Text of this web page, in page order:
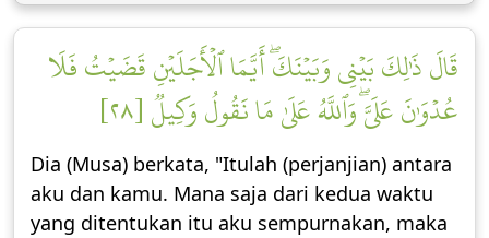
قَالَ ذَٰلِكَ بَيۡنِي وَبَيۡنَكَۖ أَيَّمَا ٱلۡأَجَلَيۡنِ قَضَيۡتُ فَلَا
عُدۡوَٰنَ عَلَيَّۖ وَٱللَّهُ عَلَىٰ مَا نَقُولُ وَكِيلٞ [٢٨]
Dia (Musa) berkata, "Itulah (perjanjian) antara
aku dan kamu. Mana saja dari kedua waktu
yang ditentukan itu aku sempurnakan, maka